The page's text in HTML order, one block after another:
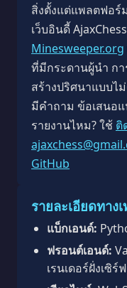
สิ่งตั้งแต่แพลตฟอร์
เว็บอินดี้
Minesweeper.org
ที่มีกระดานผู้นำ ก
สร้างปริศนาแบบไม่
มีคำถาม ข้อเสนอ
รายงานไหม? ใช้ ติ
GitHub
รายละเอียดทาง
แบ็กเอนด์:
ฟรอนต์เอนด์:
เรนเดอร์ฝั่งเซิร์